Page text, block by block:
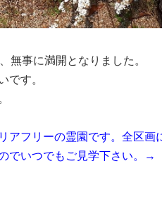
無事に満開となりました。
です。
フリーの霊園です。全区
でいつでもご見学下さい。→
「